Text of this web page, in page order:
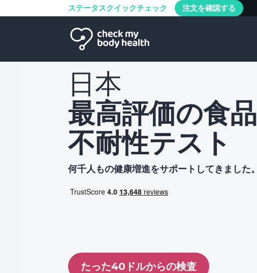
ステータスクイックチェック 注文を確認する
日本
最高評価の食品
不耐性テスト
何千人もの健康増進をサポートしてきました。
たった40ドルからの検査